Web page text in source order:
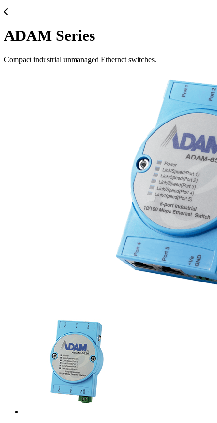
ADAM Series
Compact industrial unmanaged Ethernet switches.